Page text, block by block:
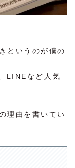
というのが僕の
など人気
理由を書いてい